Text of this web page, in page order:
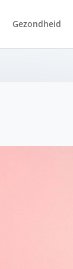
Gezondheid